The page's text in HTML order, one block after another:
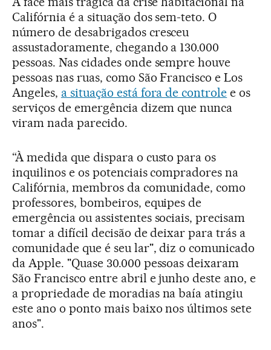
Califórnia é a situação dos sem-teto. O
número de desabrigados cresceu
assustadoramente, chegando a 130.000
pessoas. Nas cidades onde sempre houve
pessoas nas ruas, como São Francisco e Los
Angeles, a situação está fora de controle e os
serviços de emergência dizem que nunca
viram nada parecido.
“À medida que dispara o custo para os
inquilinos e os potenciais compradores na
Califórnia, membros da comunidade, como
professores, bombeiros, equipes de
emergência ou assistentes sociais, precisam
tomar a difícil decisão de deixar para trás a
comunidade que é seu lar", diz o comunicado
da Apple. "Quase 30.000 pessoas deixaram
São Francisco entre abril e junho deste ano, e
a propriedade de moradias na baía atingiu
este ano o ponto mais baixo nos últimos sete
anos".